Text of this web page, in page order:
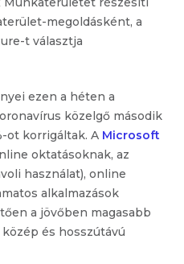
megoldásként, a
t választja
ezen a héten a
közelgő második
ot korrigáltak. A Microsoft
oktatásoknak, az
használat), online
alkalmazások
a jövőben magasabb
és hosszútávú